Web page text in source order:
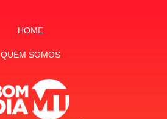
HOME
QUEM SOMOS